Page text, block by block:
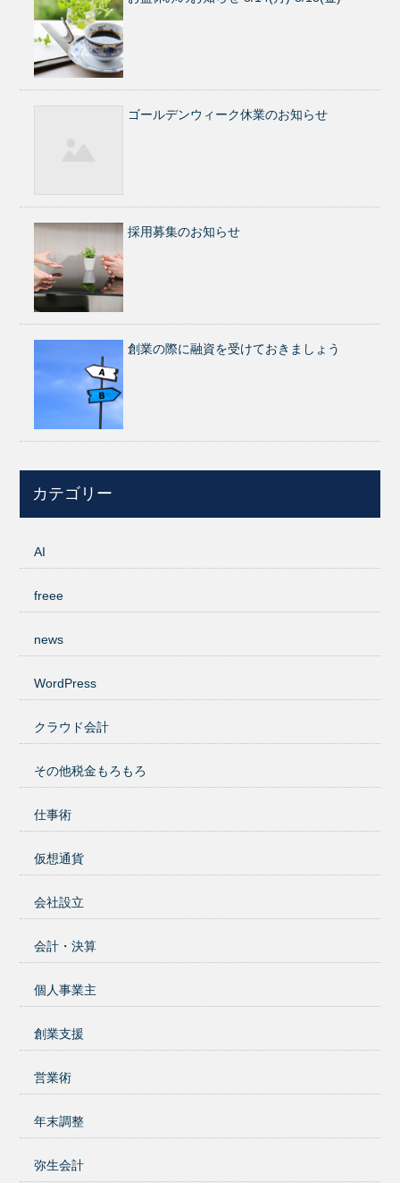
ゴールデンウィーク休業のお知らせ
採用募集のお知らせ
創業の際に融資を受けておきましょう
カテゴリー
AI
freee
news
WordPress
クラウド会計
その他税金もろもろ
仕事術
仮想通貨
会社設立
会計・決算
個人事業主
創業支援
営業術
年末調整
弥生会計